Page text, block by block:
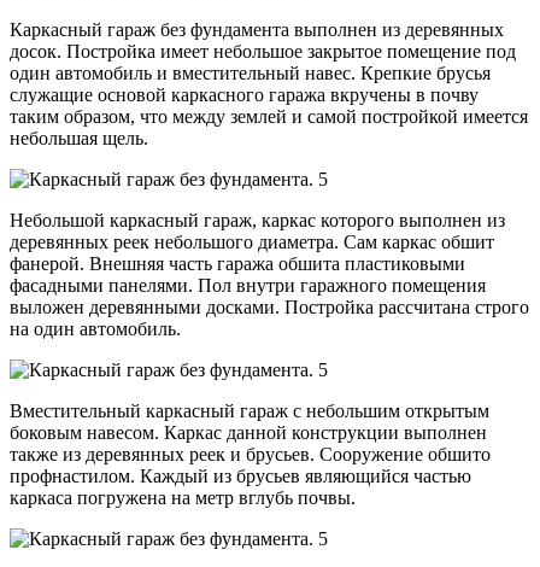
Каркасный гараж без фундамента выполнен из деревянных
досок. Постройка имеет небольшое закрытое помещение под
один автомобиль и вместительный навес. Крепкие брусья
служащие основой каркасного гаража вкручены в почву
таким образом, что между землей и самой постройкой имеется
небольшая щель.
Небольшой каркасный гараж, каркас которого выполнен из
деревянных реек небольшого диаметра. Сам каркас обшит
фанерой. Внешняя часть гаража обшита пластиковыми
фасадными панелями. Пол внутри гаражного помещения
выложен деревянными досками. Постройка рассчитана строго
на один автомобиль.
Вместительный каркасный гараж с небольшим открытым
боковым навесом. Каркас данной конструкции выполнен
также из деревянных реек и брусьев. Сооружение обшито
профнастилом. Каждый из брусьев являющийся частью
каркаса погружена на метр вглубь почвы.